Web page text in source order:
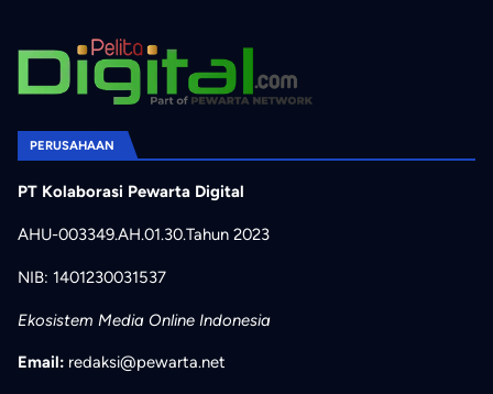
PERUSAHAAN
PT Kolaborasi Pewarta Digital
AHU-003349.AH.01.30.Tahun 2023
NIB: 1401230031537
Ekosistem Media Online Indonesia
Email: redaksi@pewarta.net